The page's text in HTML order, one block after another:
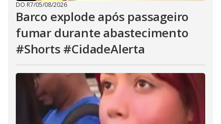
DO R7/05/08/2026
Barco explode após passageiro
fumar durante abastecimento
#Shorts #CidadeAlerta